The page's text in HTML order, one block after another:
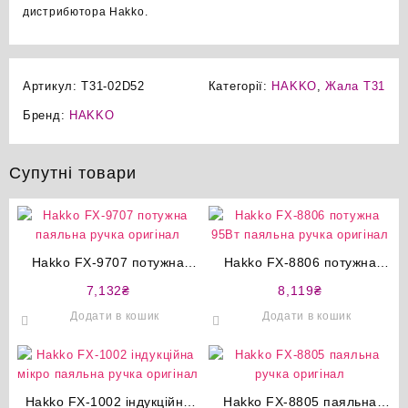
дистрибютора Hakko.
Артикул:T31-02D52 Категорії: HAKKO ,Жала T31
Бренд: HAKKO
Супутні товари
Hakko FX-9707 потужна
7,132₴
Додати в кошик
Hakko FX-8806 потужна
оригінал
8,119₴
Додати в кошик
Hakko FX-1002 індукційна Hakko FX-8805 паяльна